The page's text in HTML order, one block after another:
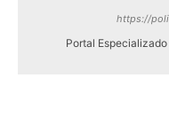
https://
Portal